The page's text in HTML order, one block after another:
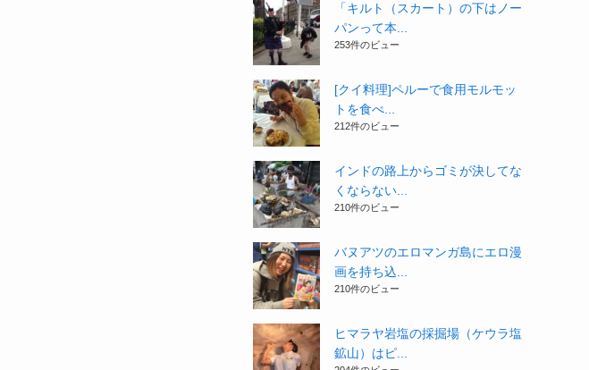
「キルト（スカート）の下はノー
パンって本...
253件のビュー
[クイ料理]ペルーで食用モルモッ
トを食べ...
212件のビュー
インドの路上からゴミが決してな
くならない...
210件のビュー
バヌアツのエロマンガ島にエロ漫
画を持ち込...
210件のビュー
ヒマラヤ岩塩の採掘場（ケウラ塩
鉱山）はピ...